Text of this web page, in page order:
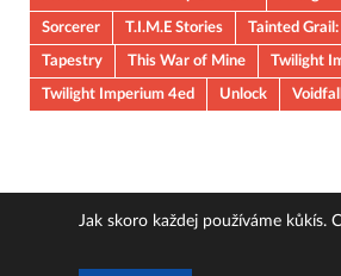
Sorcerer
T.I.M.E Stories
Tainted
Tapestry
This War of Mine
Twilight
Twilight Imperium 4ed
Unlock Voidfall
Jak skoro každej používáme kůkís.